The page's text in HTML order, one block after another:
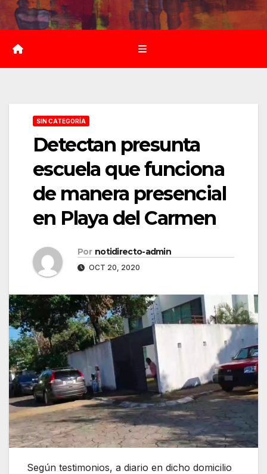
Saltar
al
contenido
SIN CATEGORÍA
Detectan presunta
escuela que funciona
de manera presencial
en Playa del Carmen
Por notidirecto-admin
OCT 20, 2020
Según testimonios, a diario en dicho domicilio